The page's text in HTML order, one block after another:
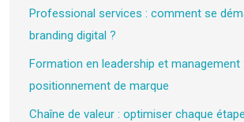
Professional services : comment se
branding digital ?
Formation en leadership et
positionnement de marque
Chaîne de valeur : optimiser chaque